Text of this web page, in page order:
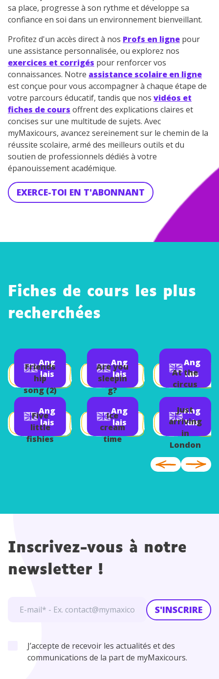
sa place, progresse à son rythme et développe sa
confiance en soi dans un environnement bienveillant.
Profitez d'un accès direct à nos Profs en ligne pour
une assistance personnalisée, ou explorez nos
exercices et corrigés pour renforcer vos
connaissances. Notre assistance scolaire en ligne
est conçue pour vous accompagner à chaque étape de
votre parcours éducatif, tandis que nos vidéos et
fiches de cours offrent des explications claires et
concises sur une multitude de sujets. Avec
myMaxicours, avancez sereinement sur le chemin de la
réussite scolaire, armé des meilleurs outils et du
soutien de professionnels dédiés à votre
épanouissement académique.
EXERCE-TOI EN T'ABONNANT
Fiches de cours les plus
recherchées
Ang
lais
Friends
hip
song (2)
Ang
lais
Five
little
fishies
Ang
lais
Are you
sleepin
g?
Ang
lais
Ice
cream
time
Ang
lais
At the
circus
Ang
lais
Just
arriving
in
London
Inscrivez-vous à notre
newsletter !
S'INSCRIRE
J’accepte de recevoir les actualités et des
communications de la part de myMaxicours.